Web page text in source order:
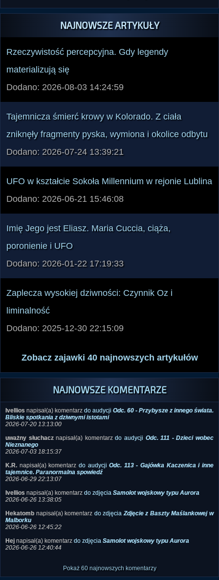
NAJNOWSZE ARTYKUŁY
Rzeczywistość percepcyjna. Gdy legendy
materializują się
Dodano: 2026-08-03 14:24:59
Tajemnicza śmierć krowy w Kolorado. Z ciała
zniknęły fragmenty pyska, wymiona i okolice odbytu
Dodano: 2026-07-24 13:39:21
UFO w kształcie Sokoła Millennium w rejonie Lublina
Dodano: 2026-06-21 15:46:08
Imię Jego jest Eliasz. Maria Cuccia, ciąża,
poronienie i UFO
Dodano: 2026-01-22 17:19:33
Zaplecza wysokiej dziwności: Czynnik Oz i
liminalność
Dodano: 2025-12-30 22:15:09
Zobacz zajawki 40 najnowszych artykułów
NAJNOWSZE KOMENTARZE
Ivellios napisał(a) komentarz do audycji Odc. 60 - Przybysze z innego świata.
Bliskie spotkania z dziwnymi istotami
2026-07-20 13:13:00
uważny słuchacznapisał(a) komentarzdo audycji Odc. 111 - Dzieci wobec
Nieznanego
2026-07-03 18:15:37
K.R. napisał(a) komentarz do audycjiOdc. 113 - Gajówka Kaczenica i inne
tajemnice. Paranormalna spowiedź
2026-06-29 22:13:07
Ivellios napisał(a) komentarz do zdjęcia Samolot wojskowy typu Aurora
2026-06-26 13:38:05
Hekatomb napisał(a) komentarz do zdjęciaZdjęcie z Baszty Maślankowej w
Malborku
2026-06-26 12:45:22
Hej napisał(a) komentarz do zdjęcia Samolot wojskowy typu Aurora
2026-06-26 12:40:44
Pokaż 60 najnowszych komentarzy